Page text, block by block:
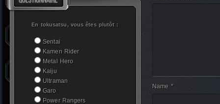
En tokusatsu, vous êtes plutôt :
Sentai
Kamen Rider
Metal Hero
Kaiju
Ultraman
Garo
Power Rangers
Name *